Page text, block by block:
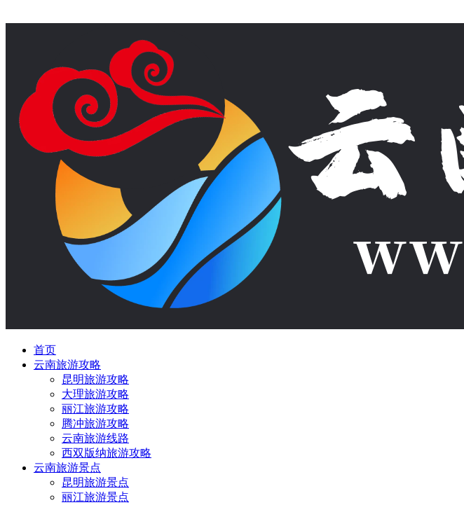
首页
云南旅游攻略
昆明旅游攻略
大理旅游攻略
丽江旅游攻略
腾冲旅游攻略
云南旅游线路
西双版纳旅游攻略
云南旅游景点
昆明旅游景点
丽江旅游景点